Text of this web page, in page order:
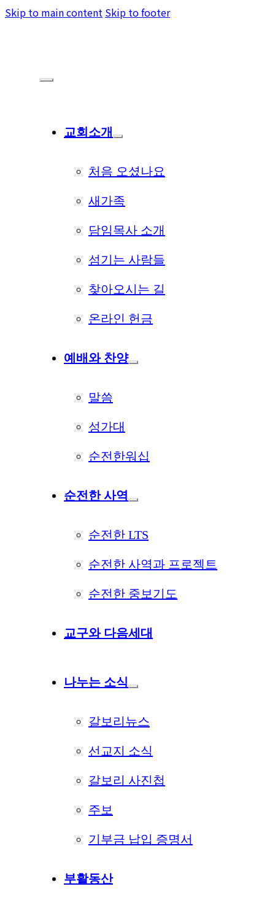
Skip to main content Skip to footer
교회소개
처음 오셨나요
새가족
담임목사 소개
섬기는 사람들
찾아오시는 길
온라인 헌금
예배와 찬양
말씀
성가대
순전한워십
순전한 사역
순전한 LTS
순전한 사역과 프로젝트
순전한 중보기도
교구와 다음세대
나누는 소식
갈보리뉴스
선교지 소식
갈보리 사진첩
주보
기부금 납입 증명서
부활동산